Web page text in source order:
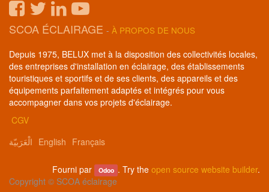
SCOA ÉCLAIRAGE - À PROPOS DE NOUS
Depuis 1975, BELUX met à la disposition des collectivités locales,
des entreprises d'installation en éclairage, des établissements
touristiques et sportifs et de ses clients, des appareils et des
équipements parfaitement adaptés et intégrés pour vous
accompagner dans vos projets d'éclairage.
CGV
الْعَرَبيّة English Français
Fourni par Odoo . Try the open source website builder.
Copyright © SCOA éclairage